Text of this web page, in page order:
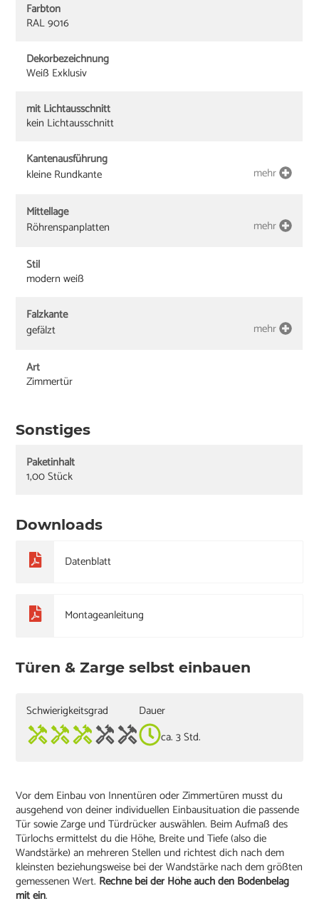
Farbton
RAL 9016
Dekorbezeichnung
Weiß Exklusiv
mit Lichtausschnitt
kein Lichtausschnitt
Kantenausführung
kleine Rundkante
mehr
Mittellage
Röhrenspanplatten
mehr
Stil
modern weiß
Falzkante
gefälzt
mehr
Art
Zimmertür
Sonstiges
Paketinhalt
1,00 Stück
Downloads
Datenblatt
Montageanleitung
Türen & Zarge selbst einbauen
Schwierigkeitsgrad
Dauer
ca. 3 Std.
Vor dem Einbau von Innentüren oder Zimmertüren musst du
ausgehend von deiner individuellen Einbausituation die passende
Tür sowie Zarge und Türdrücker auswählen. Beim Aufmaß des
Türlochs ermittelst du die Höhe, Breite und Tiefe (also die
Wandstärke) an mehreren Stellen und richtest dich nach dem
kleinsten beziehungsweise bei der Wandstärke nach dem größten
gemessenen Wert. Rechne bei der Höhe auch den Bodenbelag
mit ein.